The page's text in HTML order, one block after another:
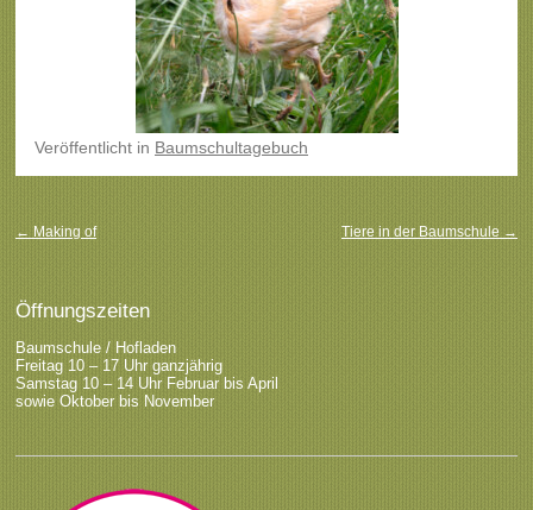
Veröffentlicht in Baumschultagebuch
← Making of Tiere in der Baumschule →
Öffnungszeiten
Baumschule / Hofladen
Freitag 10 – 17 Uhr ganzjährig
Samstag 10 – 14 Uhr Februar bis April
sowie Oktober bis November